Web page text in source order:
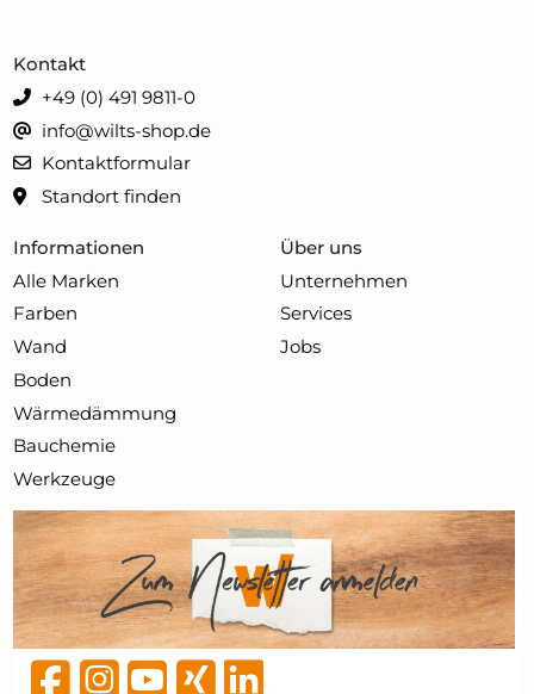
Informationen
Alle Marken
Farben
Wand
Boden
Wärmedämmung
Bauchemie
Werkzeuge
Über uns
Unternehmen
Services
Jobs
Kontakt
+49 (0) 491 9811-0
info@wilts-shop.de
Kontaktformular
Standort finden